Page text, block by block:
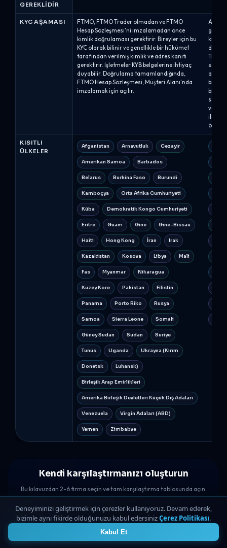
GEREKLIDIR
KYC AŞAMASI
FTMO, FTMO Trader olmadan ve FTMO
Hesap Sözleşmesi'ni imzalamadan önce
kimlik doğrulaması gerektirir. Bireyler için bu
KYC olarak bilinir ve genellikle bir hükümet
tarafından verilmiş kimlik ve adres kanıtı
gerektirir. İşletmeler KYB belgelerine ihtiyaç
duyabilir. Doğrulama tamamlandığında,
FTMO Hesap Sözleşmesi, Müşteri Alanı'nda
imzalamak için açılır.
Alpha
kimlik
sonra
ile
KISITLI
ÜLKELER
Afganistan Arnavutluk Cezayir
Amerikan Samoa Barbados
Belarus Burkina Faso Burundi
Kamboçya Orta Afrika Cumhuriyeti
Küba Demokratik Kongo Cumhuriyeti
Eritre Guam Gine Gine-Bissau
Haiti Hong Kong İran Irak
Kazakistan Kosova Libya Mali
Fas Myanmar Nikaragua
Kuzey Kore Pakistan Filistin
Panama Porto Riko Rusya
Samoa Sierra Leone Somali
Güney Sudan Sudan Suriye
Tunus Uganda Ukrayna (Kırım
Donetsk Luhansk)
Birleşik Arap Emirlikleri
Amerika Birleşik Devletleri Küçük Dış Adaları
Venezuela Virgin Adaları (ABD)
Yemen Zimbabve
Kendi karşılaştırmanızı oluşturun
Bu kılavuzdan 2-6 firma seçin ve tam karşılaştırma tablosunda açın.
FTMO Değerlendirme 4.8 | Czech Republic
The 5%ers
Deneyiminizi geliştirmek için çerezler kullanıyoruz. Devam ederek,
bizimle aynı fikirde olduğunuzu kabul edersinizÇerez Politikası.
Kabul Et
4